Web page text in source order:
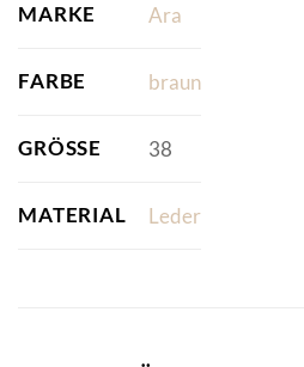
MARKE Ara
FARBE braun
GRÖSSE 38
MATERIAL Leder